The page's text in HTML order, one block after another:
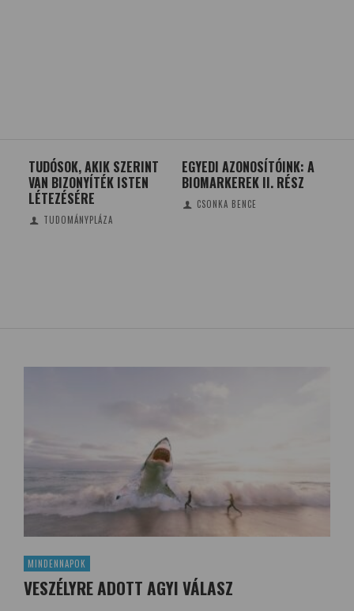
TUDÓSOK, AKIK SZERINT
VAN BIZONYÍTÉK ISTEN
LÉTEZÉSÉRE
TUDOMÁNYPLÁZA
EGYEDI AZONOSÍTÓINK: A
BIOMARKEREK II. RÉSZ
CSONKA BENCE
MINDENNAPOK
VESZÉLYRE ADOTT AGYI VÁLASZ